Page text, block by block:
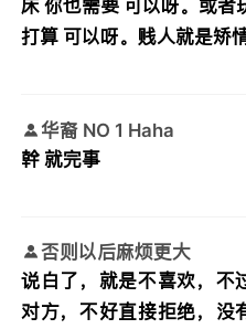
床 你也需要 可以呀。或者
打算 可以呀。贱人就是矫
华裔 NO 1 Haha
幹 就完事
否则以后麻烦更大
说白了，就是不喜欢，不
对方，不好直接拒绝，没